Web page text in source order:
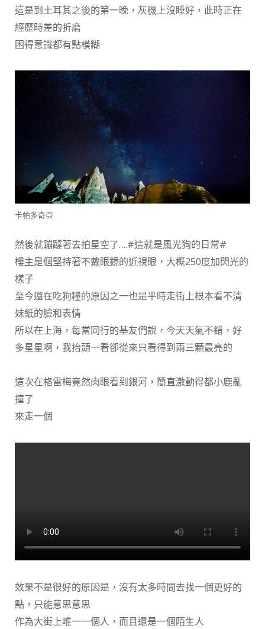
這是到土耳其之後的第一晚，灰機上沒睡好，此時正在
經歷時差的折磨
困得意識都有點模糊
卡帕多奇亞
然後就蹦躂著去拍星空了….#這就是風光狗的日常#
樓主是個堅持著不戴眼鏡的近視眼，大概250度加閃光的
樣子
至今還在吃狗糧的原因之一也是平時走街上根本看不清
妹紙的臉和表情
所以在上海，每當同行的基友們說，今天天氣不錯，好
多星星啊，我抬頭一看卻從來只看得到兩三顆最亮的
這次在格雷梅竟然肉眼看到銀河，簡直激動得都小鹿亂
撞了
來走一個
效果不是很好的原因是，沒有太多時間去找一個更好的
點，只能意思意思
作為大街上唯一一個人，而且還是一個陌生人